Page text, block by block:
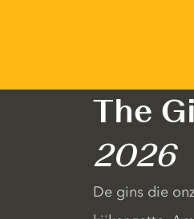
The
2026
De gins die